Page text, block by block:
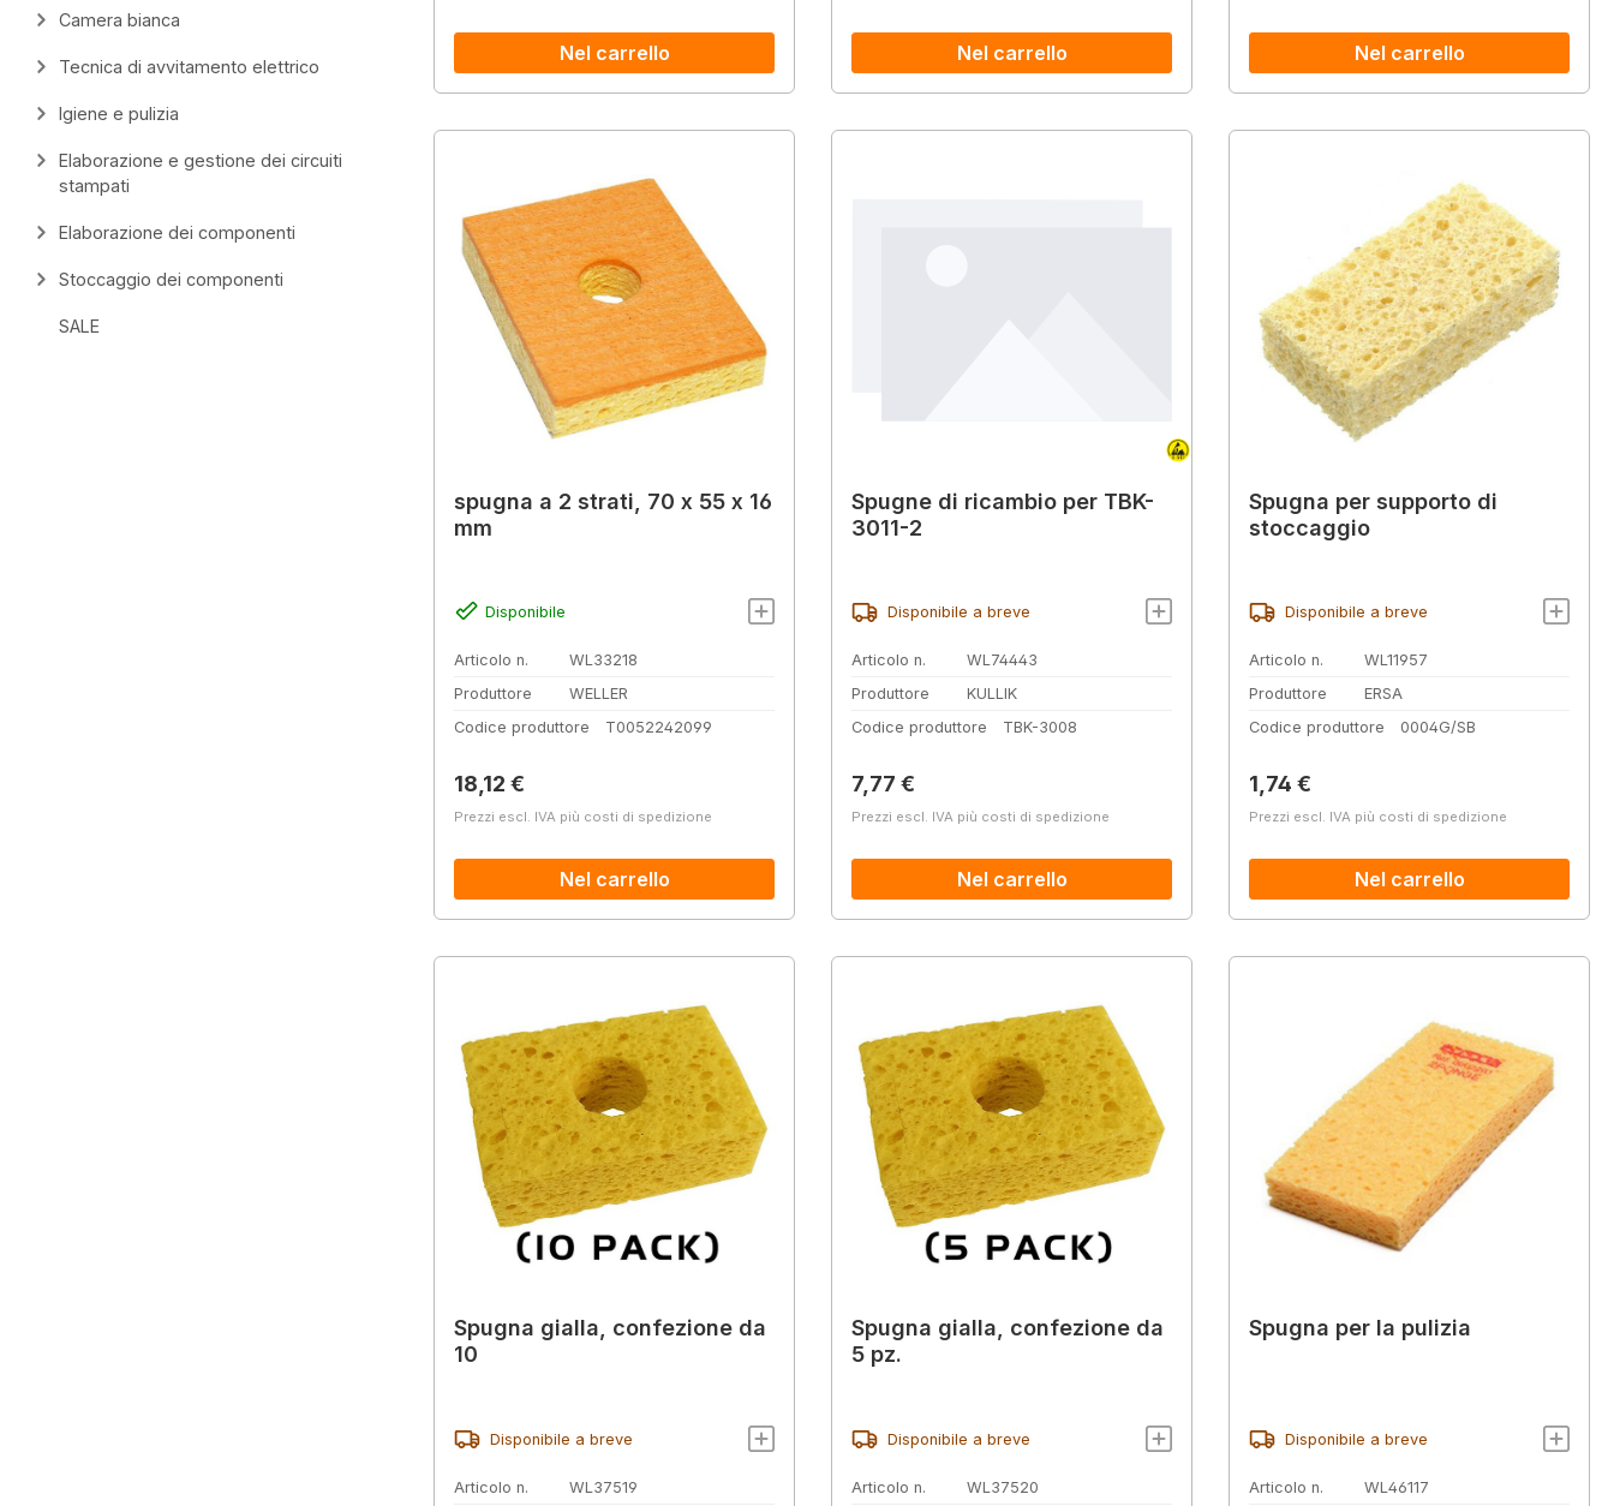
Camera bianca
Tecnica di avvitamento elettrico
Igiene e pulizia
Elaborazione e gestione dei circuiti
stampati
Elaborazione dei componenti
Stoccaggio dei componenti
SALE
Nel carrello Nel carrello Nel carrello
spugna a 2 strati, 70 x 55 x 16
mm
Disponibile
Articolo n.
WL33218
Produttore
WELLER
Codice produttore
T0052242099
Prezzo normale:
18,12 €
Prezzi escl. IVA più costi di spedizione
Nel carrello
Spugne di ricambio per TBK-
3011-2
Disponibile a breve
Articolo n.
WL74443
Produttore
KULLIK
Codice produttore
TBK-3008
Prezzo normale:
7,77 €
Prezzi escl. IVA più costi di spedizione
Nel carrello
Spugna per supporto di
stoccaggio
Disponibile a breve
Articolo n.
WL11957
Produttore
ERSA
Codice produttore
0004G/SB
Prezzo normale:
1,74 €
Prezzi escl. IVA più costi di spedizione
Nel carrello
Spugna gialla, confezione da
10
Disponibile a breve
Articolo n. WL37519
Spugna gialla, confezione da
5 pz.
Disponibile a breve
Articolo n. WL37520
Spugna per la pulizia
Disponibile a breve
Articolo n. WL46117